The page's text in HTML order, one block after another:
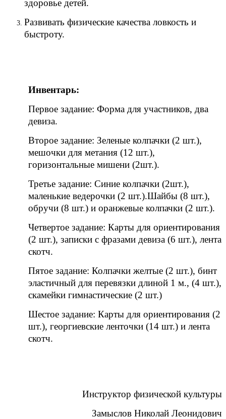
здоровье детей.
Развивать физические качества ловкость и
быстроту.
Инвентарь:
Первое задание: Форма для участников, два
девиза.
Второе задание: Зеленые колпачки (2 шт.),
мешочки для метания (12 шт.),
горизонтальные мишени (2шт.).
Третье задание: Синие колпачки (2шт.),
маленькие ведерочки (2 шт.).Шайбы (8 шт.),
обручи (8 шт.) и оранжевые колпачки (2 шт.).
Четвертое задание: Карты для ориентирования
(2 шт.), записки с фразами девиза (6 шт.), лента
скотч.
Пятое задание: Колпачки желтые (2 шт.), бинт
эластичный для перевязки длиной 1 м., (4 шт.),
скамейки гимнастические (2 шт.)
Шестое задание: Карты для ориентирования (2
шт.), георгиевские ленточки (14 шт.) и лента
скотч.
Инструктор физической культуры
Замыслов Николай Леонидович